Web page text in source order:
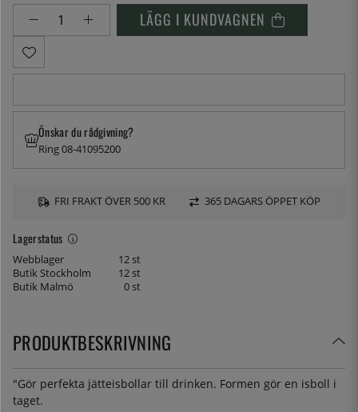
LÄGG I KUNDVAGNEN
Lagerstatus
Webblager
12 st
Butik Stockholm
12 st
Butik Malmö
0 st
Önskar du rådgivning?
Ring 08-41095200
FRI FRAKT ÖVER 500 KR 365 DAGARS ÖPPET KÖP
PRODUKTBESKRIVNING
"Gör perfekta jätteisbollar till drinken. Formen gör en isboll i
taget.